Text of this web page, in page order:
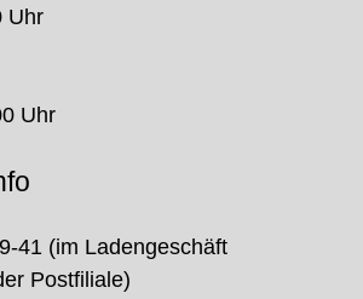
Uhr
Uhr
41 (im Ladengeschäft
Postfiliale)